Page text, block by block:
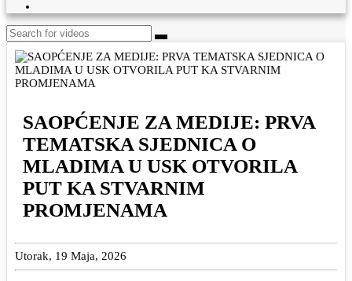
SAOPĆENJE ZA MEDIJE: PRVA
TEMATSKA SJEDNICA O
MLADIMA U USK OTVORILA
PUT KA STVARNIM
PROMJENAMA
Utorak, 19 Maja, 2026